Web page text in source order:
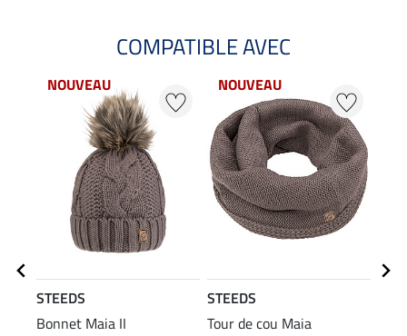
COMPATIBLE AVEC
NOUVEAU
STEEDS
Bonnet Maia II
NOUVEAU
STEEDS
Tour de cou Maia